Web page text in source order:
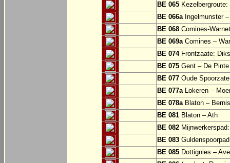
BE 065
BE 066aIngelmunster –
BE 068 Comines-
BE 069aComines –
BE 074Frontzaate:
BE 075 Gent – De
BE 077 Oude
BE 077aLokeren –
BE 078aBlaton –
BE 081 Blaton – Ath
BE 082
BE 083
BE 085 Dottignies –